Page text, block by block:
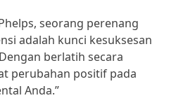
seorang perenang
adalah kunci kesuksesan
berlatih secara
perubahan positif pada
Anda.”